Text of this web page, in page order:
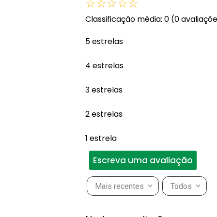
☆☆☆☆☆
Classificação média: 0 (0
5 estrelas
4 estrelas
3 estrelas
2 estrelas
1 estrela
Escreva uma avaliação
Mais recentes Todos